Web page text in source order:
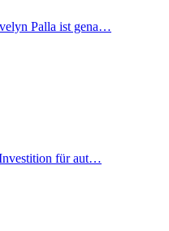
Palla ist gena…
für aut…